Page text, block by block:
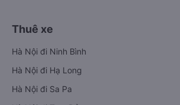
Thuê xe
Hà Nội đi Ninh Bình
Hà Nội đi Hạ Long
Hà Nội đi Sa Pa